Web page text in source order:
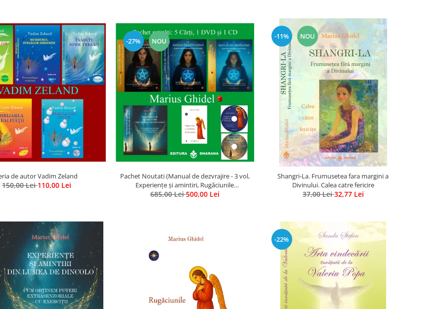
de autor Vadim Zeland
150,00 Lei110,00 Lei
-27% NOU
Pachet Noutati (Manual de dezvrajire - 3 vol,
Experiențe și amintiri, Rugăciunile
Luceafarului de dimineata) - Marius Ghidel
685,00 Lei500,00 Lei
-11% NOU
Shangri-La. Frumusetea fara margini a
Divinului. Calea catre fericire
37,00 Lei32,77 Lei
-22%